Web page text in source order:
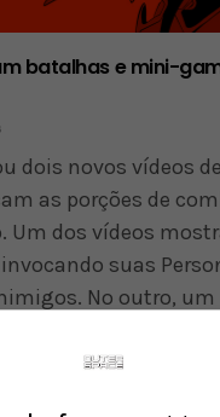
batalhas e mini-
dois novos vídeos
as porções de
Um dos vídeos
suas
No outro,